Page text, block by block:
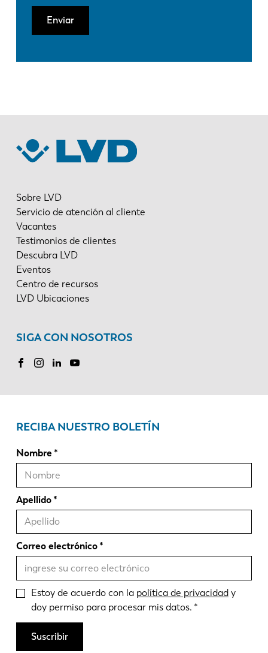
Enviar
Sobre LVD
Servicio de atención al cliente
Vacantes
Testimonios de clientes
Descubra LVD
Eventos
Centro de recursos
LVD Ubicaciones
SIGA CON NOSOTROS
RECIBA NUESTRO BOLETÍN
Nombre
Apellido
Correo electrónico
Estoy de acuerdo con la política de privacidady
doy permiso para procesar mis datos.
Suscribir